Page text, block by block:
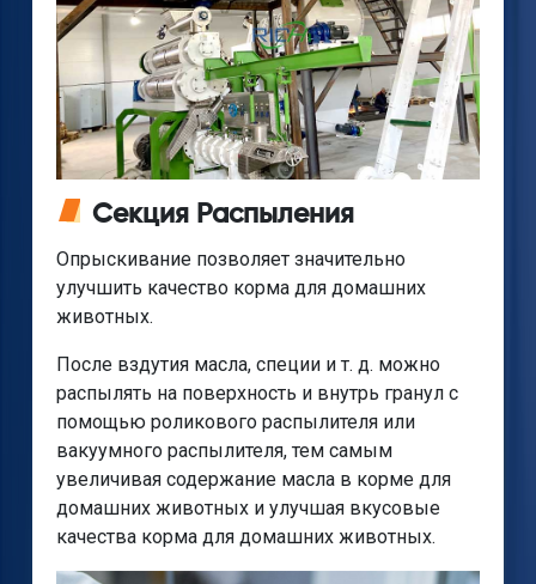
Секция Распыления
Опрыскивание позволяет значительно
улучшить качество корма для домашних
животных.
После вздутия масла, специи и т. д. можно
распылять на поверхность и внутрь гранул с
помощью роликового распылителя или
вакуумного распылителя, тем самым
увеличивая содержание масла в корме для
домашних животных и улучшая вкусовые
качества корма для домашних животных.